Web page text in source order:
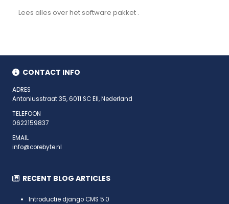
Lees alles over het software pakket .
CONTACT INFO
ADRES
Antoniusstraat 35, 6011 SC Ell, Nederland
TELEFOON
0622159837
EMAIL
info@corebyte.nl
RECENT BLOG ARTICLES
Introductie django CMS 5.0